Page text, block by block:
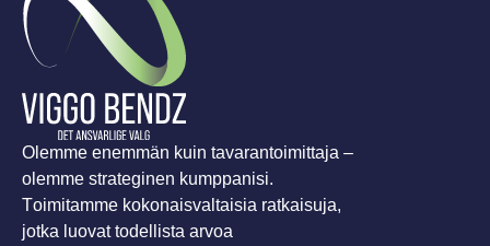
Olemme enemmän kuin tavarantoimittaja –
olemme strateginen kumppanisi.
Toimitamme kokonaisvaltaisia ratkaisuja,
jotka luovat todellista arvoa